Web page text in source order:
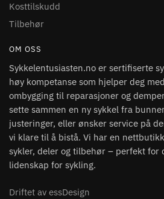
Kosttilskudd
Tilbehør
OM OSS
Sykkelentusiasten.no er sertifiserte
høy kompetanse som hjelper deg
ombygging til reparasjoner og
sette sammen en ny sykkel fra
justeringer, eller ønsker service på
vi klare til å bistå. Vi har en
sykler, deler og tilbehør – perfekt for
lidenskap for sykling.
Driftet av essDesign